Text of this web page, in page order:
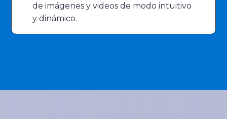
de imágenes y videos de modo intuitivo
y dinámico.